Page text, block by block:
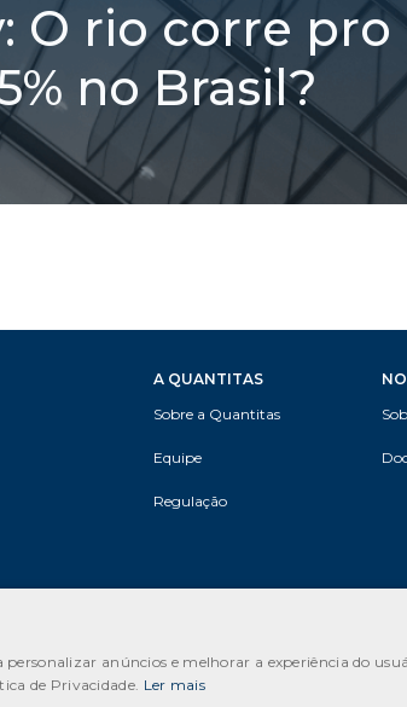
O rio corre
no Brasil?
A QUANTITAS
Sobre a Quantitas
Equipe
Regulação
anúncios e melhorar a experiência do
de Privacidade. Ler mais